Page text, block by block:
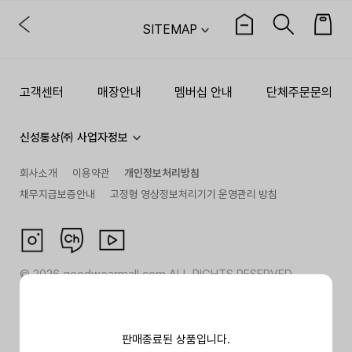
판매종료된 상품입니다.
SITEMAP
고객센터 매장안내 멤버십 안내 단체주문문의
신성통상㈜ 사업자정보
회사소개 이용약관
개인정보처리방침
채무지급보증안내
고정형 영상정보처리기기 운영관리 방침
©2026goodwearmall.com ALL RIGHTS RESERVED